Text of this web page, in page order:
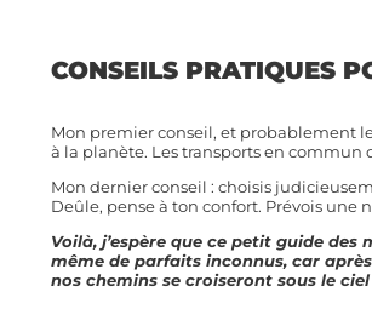
CONSEILS PRATIQUES
Mon premier conseil, et probablement
à la planète. Les transports en commun
Mon dernier conseil : choisis
Deûle, pense à ton confort. Prévois une
Voilà, j’espère que ce petit guide
même de parfaits inconnus, car
nos chemins se croiseront sous le